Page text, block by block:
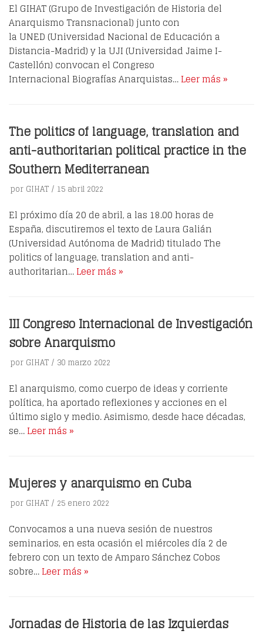
El GIHAT (Grupo de Investigación de Historia del
Anarquismo Transnacional) junto con
la UNED (Universidad Nacional de Educación a
Distancia-Madrid) y la UJI (Universidad Jaime I-
Castellón) convocan el Congreso
Internacional Biografías Anarquistas…Leer más »
The politics of language, translation and
anti-authoritarian political practice in the
Southern Mediterranean
por GIHAT 15 abril 2022
El próximo día 20 de abril, a las 18.00 horas de
España, discutiremos el texto de Laura Galián
(Universidad Autónoma de Madrid) titulado The
politics of language, translation and anti-
authoritarian…Leer más »
III Congreso Internacional de Investigación
sobre Anarquismo
por GIHAT 30 marzo 2022
El anarquismo, como cuerpo de ideas y corriente
política, ha aportado reflexiones y acciones en el
último siglo y medio. Asimismo, desde hace décadas,
se…Leer más »
Mujeres y anarquismo en Cuba
por GIHAT 25 enero 2022
Convocamos a una nueva sesión de nuestros
seminarios, en esta ocasión el miércoles día 2 de
febrero con un texto de Amparo Sánchez Cobos
sobre…Leer más »
Jornadas de Historia de las Izquierdas